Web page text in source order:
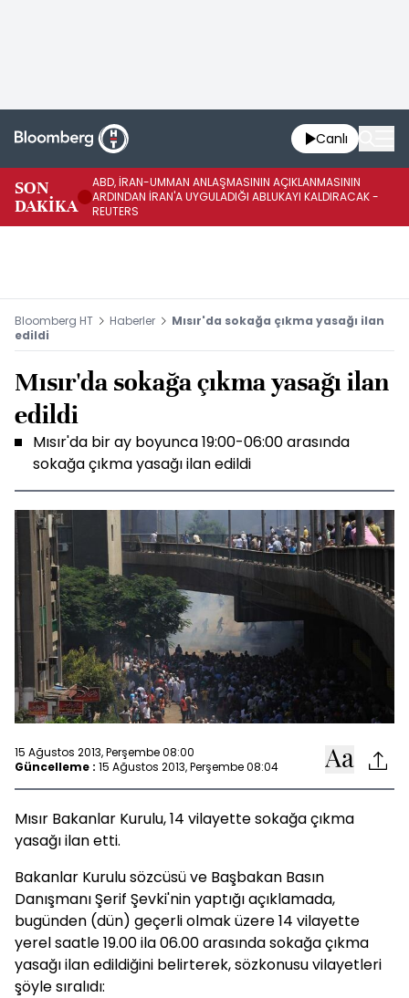
Canlı
SON
DAKİKA
ABD, İRAN-UMMAN ANLAŞMASININ AÇIKLANMASININ
ARDINDAN İRAN'A UYGULADIĞI ABLUKAYI KALDIRACAK -
REUTERS
Bloomberg HT Haberler
Mısır'da sokağa çıkma yasağı ilan
edildi
Mısır'da sokağa çıkma yasağı ilan
edildi
Mısır'da bir ay boyunca 19:00-06:00 arasında
sokağa çıkma yasağı ilan edildi
15 Ağustos 2013, Perşembe 08:00
Güncelleme : 15 Ağustos 2013, Perşembe 08:04
Mısır Bakanlar Kurulu, 14 vilayette sokağa çıkma
yasağı ilan etti.
Bakanlar Kurulu sözcüsü ve Başbakan Basın
Danışmanı Şerif Şevki'nin yaptığı açıklamada,
bugünden (dün) geçerli olmak üzere 14 vilayette
yerel saatle 19.00 ila 06.00 arasında sokağa çıkma
yasağı ilan edildiğini belirterek, sözkonusu vilayetleri
şöyle sıralıdı: